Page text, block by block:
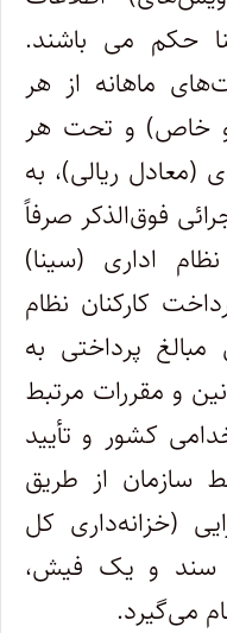
حکم می باشند.
ماهانه از هر
خاص) و تحت هر
(معادل ریالی)، به
فوق‌الذکر صرفاً
اداری (سینا)
کارکنان نظام
پرداختی به
و مقررات مرتبط
کشور و تأیید
سازمان از طریق
(خزانه‌داری کل
سند و یک فیش،
می‌گیرد.